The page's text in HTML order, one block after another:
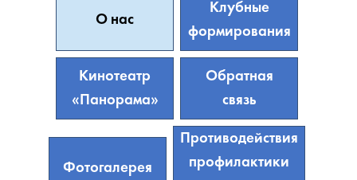
О нас
Клубные
формирования
Кинотеатр
«Панорама»
Обратная
связь
Фотогалерея
Противодействия
профилактики